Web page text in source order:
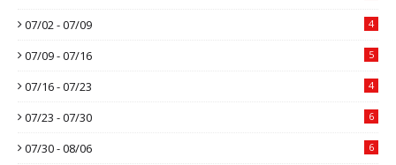
07/02 - 07/09 4
07/09 - 07/16 5
07/16 - 07/23 4
07/23 - 07/30 6
07/30 - 08/06 6